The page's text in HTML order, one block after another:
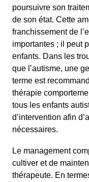
poursuivre son
de son état. Cette
franchissement de
importantes ; il peut
enfants. Dans les
que l’autisme, une
terme est
thérapie
tous les enfants
d’intervention afin
nécessaires.
Le management
cultiver et de
thérapeute. En